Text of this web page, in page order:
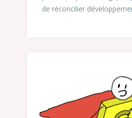
de réconcilier